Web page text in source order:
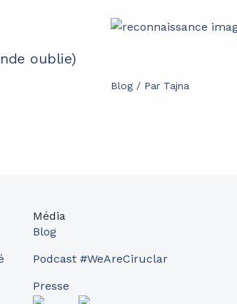
oublie)
Blog / Par Tajna
Média
Blog
Podcast #WeAreCiruclar
Presse